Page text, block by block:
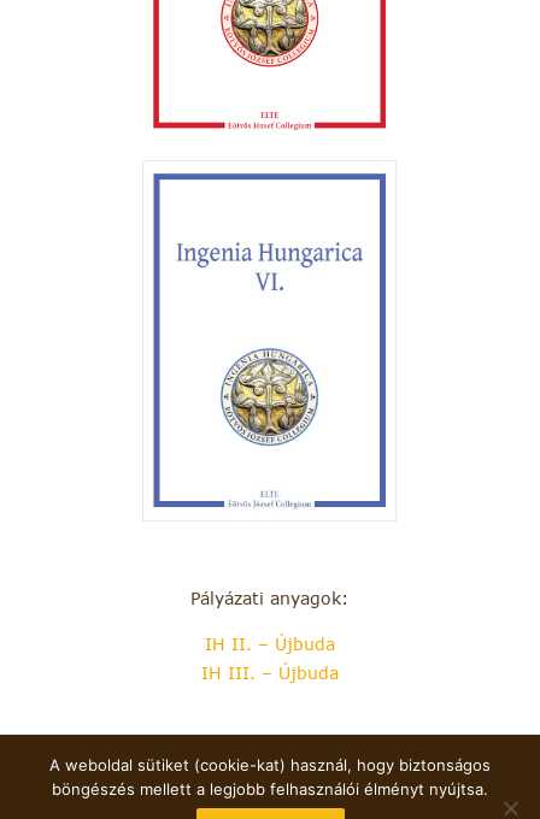
Pályázati anyagok:
IH II. – Újbuda
IH III. – Újbuda
A weboldal sütiket (cookie-kat) használ, hogy biztonságos
böngészés mellett a legjobb felhasználói élményt nyújtsa.